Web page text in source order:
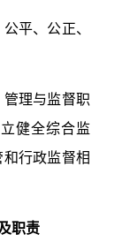
平、公正、
理与监督职
健全综合监
行政监督相
职责